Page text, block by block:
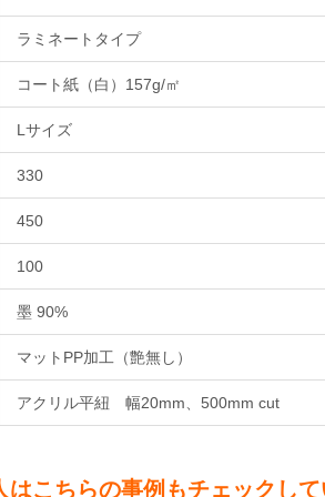
ラミネートタイプ
コート紙（白）157g/㎡
Lサイズ
330
450
100
墨 90%
マットPP加工（艶無し）
アクリル平紐 幅20mm、500mm cut
はこちらの事例もチェックし